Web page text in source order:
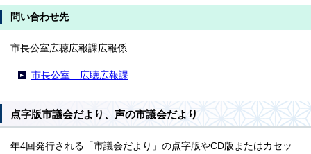
問い合わせ先
市長公室広聴広報課広報係
市長公室 広聴広報課
点字版市議会だより、声の市議会だより
年4回発行される「市議会だより」の点字版やCD版またはカセッ